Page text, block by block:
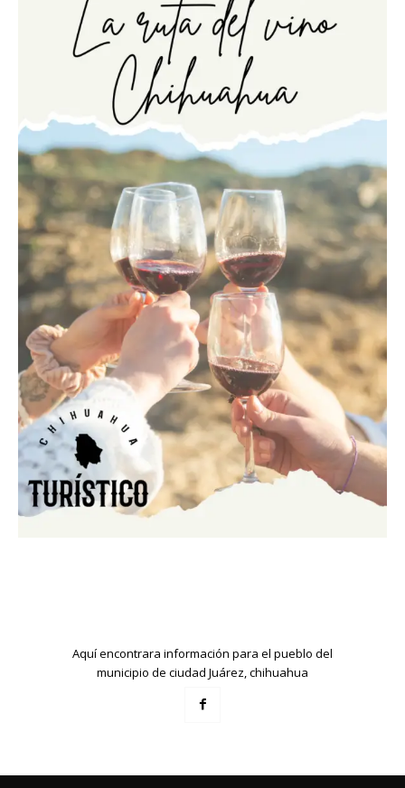
Aquí encontrara información para el pueblo del
municipio de ciudad Juárez, chihuahua